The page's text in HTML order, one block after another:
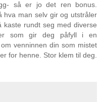
så er jo det ren bonus.
hva man selv gir og utstråler
rundt seg med diverse
som gir deg påfyll i en
venninnen din som mistet
for henne. Stor klem til deg.